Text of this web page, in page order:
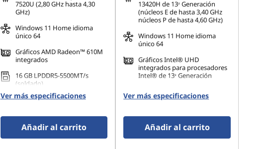
7520U (2,80 GHz hasta 4,30
GHz)
Windows 11 Home idioma
único 64
Gráficos AMD Radeon™ 610M
integrados
16 GB LPDDR5-5500MT/s
(soldado)
512 GB SSD M.2 2242 PCIe TLC
Ver más especificaciones
Añadir al carrito
13420H de 13ᵃ Generación
(núcleos E de hasta 3,40 GHz
núcleos P de hasta 4,60 GHz)
Windows 11 Home idioma
único 64
Gráficos Intel® UHD
integrados para procesadores
Intel® de 13ᵃ Generación
16 GB DDR5-4800MT/s(8 GB
SODIMM + 8 GB soldado)
512 GB SSD M.2 2242 PCIe
Gen4 QLC
Ver más especificaciones
Añadir al carrito